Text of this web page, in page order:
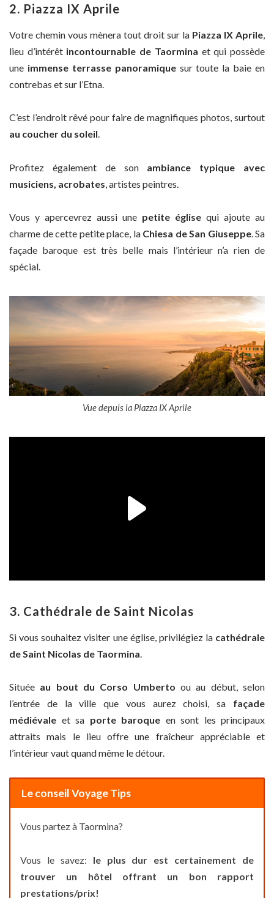
2. Piazza IX Aprile
Votre chemin vous mènera tout droit sur la Piazza IX Aprile
lieu d’intérêt incontournable de Taormina et qui possède
une immense terrasse panoramiquesur toute la baie en
contrebas et sur l’Etna.
C’est l’endroit rêvé pour faire de magnifiques photos, surtout
au coucher du soleil.
Profitez également de son ambiance typique avec
musiciens, acrobates , artistes peintres.
Vous y apercevrez aussi une petite église qui ajoute au
charme de cette petite place, la Chiesa de San Giuseppe. Sa
façade baroque est très belle mais l’intérieur n’a rien de
spécial.
Vue depuis la Piazza IX Aprile
3. Cathédrale de Saint Nicolas
Si vous souhaitez visiter une église, privilégiez lacathédrale
de Saint Nicolas de Taormina
Située au bout du Corso Umberto ou au début, selon
l’entrée de la ville que vous aurez choisi, sa façade
médiévale et sa porte baroque en sont les principaux
attraits mais le lieu offre une fraîcheur appréciable et
l’intérieur vaut quand même le détour.
Le conseil Voyage Tips
Vous partez à Taormina?
Vous le savez: le plus dur est certainement de
trouver un hôtel offrant un bon rapport
prestations/prix!